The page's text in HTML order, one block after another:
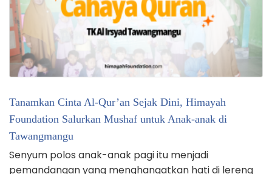
Tanamkan Cinta Al-Qur’an Sejak Dini, Himayah
Foundation Salurkan Mushaf untuk Anak-anak di
Tawangmangu
Senyum polos anak-anak pagi itu menjadi
pemandangan yang menghangatkan hati di lereng